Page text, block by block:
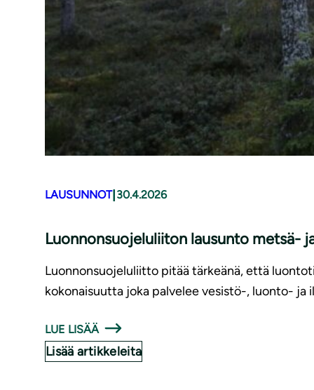
LAUSUNNOT| 30.4.2026
Luonnonsuojeluliiton lausunto metsä-
Luonnonsuojeluliitto pitää tärkeänä, että
kokonaisuutta joka palvelee vesistö-, luonto-
LUE LISÄÄ
Lisää artikkeleita